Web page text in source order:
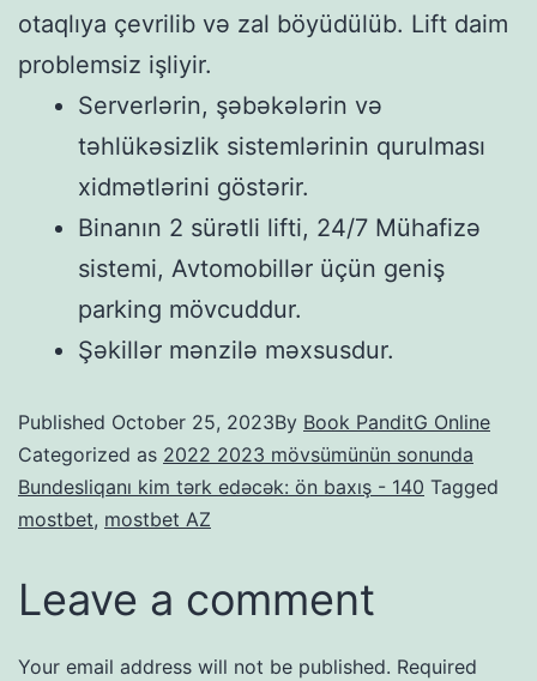
otaqlıya çevrilib və zal böyüdülüb. Lift daim
problemsiz işliyir.
Serverlərin, şəbəkələrin və
təhlükəsizlik sistemlərinin qurulması
xidmətlərini göstərir.
Binanın 2 sürətli lifti, 24/7 Mühafizə
sistemi, Avtomobillər üçün geniş
parking mövcuddur.
Şəkillər mənzilə məxsusdur.
Published October 25, 2023By Book PanditG Online
Categorized as 2022 2023 mövsümünün sonunda
Bundesliqanı kim tərk edəcək: ön baxış - 140 Tagged
mostbet, mostbet AZ
Leave a comment
Your email address will not be published. Required